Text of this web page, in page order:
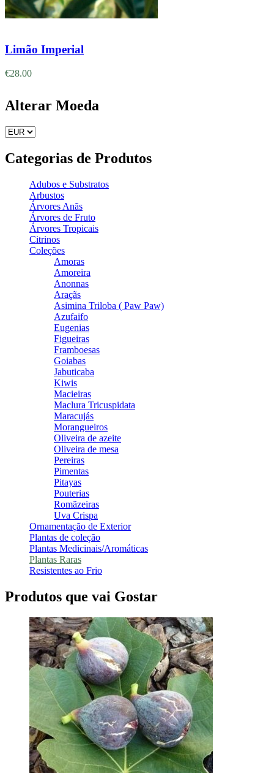
Limão Imperial
€28.00
Alterar Moeda
Categorias de Produtos
Adubos e Substratos
Arbustos
Árvores Anãs
Árvores de Fruto
Árvores Tropicais
Citrinos
Coleções
Amoras
Amoreira
Anonnas
Araçãs
Asimina Triloba ( Paw Paw)
Azufaifo
Eugenias
Figueiras
Framboesas
Goiabas
Jabuticaba
Kiwis
Macieiras
Maclura Tricuspidata
Maracujás
Morangueiros
Oliveira de azeite
Oliveira de mesa
Pereiras
Pimentas
Pitayas
Pouterias
Romãzeiras
Uva Crispa
Ornamentação de Exterior
Plantas de coleção
Plantas Medicinais/Aromáticas
Plantas Raras
Resistentes ao Frio
Produtos que vai Gostar